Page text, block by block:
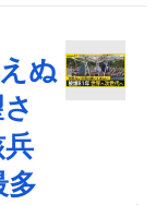
ぬ
多